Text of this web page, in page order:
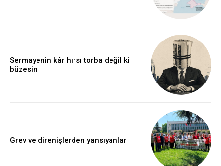
Sermayenin kâr hırsı torba değil ki
büzesin
Grev ve direnişlerden yansıyanlar